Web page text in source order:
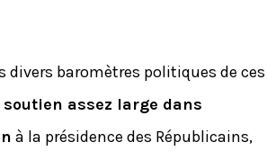
divers baromètres politiques de ces
assez large dans
à la présidence des Républicains,